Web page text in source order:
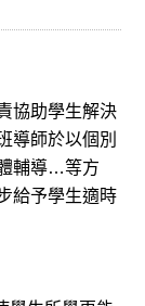
協助學生解決
導師於以個別
輔導…等方
給予學生適時